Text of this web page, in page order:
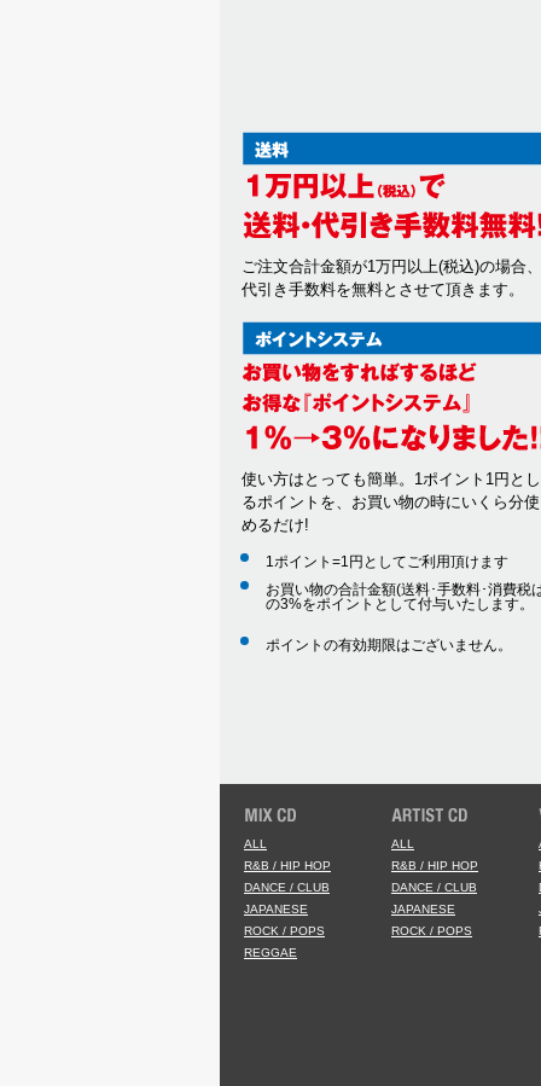
ご注文合計金額が1万円以上(税込)の場合、
代引き手数料を無料とさせて頂きます。
使い方はとっても簡単。1ポイント1円とし
るポイントを、お買い物の時にいくら分
めるだけ!
1ポイント=1円としてご利用頂けます
お買い物の合計金額(送料･手数料･消費税
の3%をポイントとして付与いたします。
ポイントの有効期限はございません。
ALL
R&B / HIP HOP
DANCE / CLUB
JAPANESE
ROCK / POPS
REGGAE
ALL
R&B / HIP HOP
DANCE / CLUB
JAPANESE
ROCK / POPS